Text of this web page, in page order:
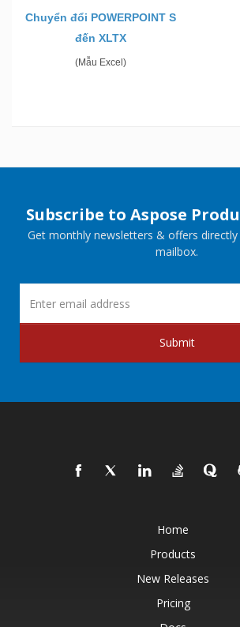
Chuyển đổi POWERPOINT S
đến XLTX
(Mẫu Excel)
Subscribe to Aspose
Get monthly newsletters & offers
mailbox.
Submit
Home
Products
New Releases
Pricing